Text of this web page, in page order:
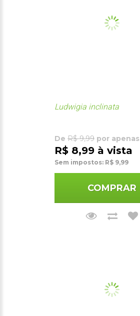
Ludwigia inclinata
De R$ 9,99 por apenas
R$ 8,99 à vista
Sem impostos: R$ 9,99
COMPRAR